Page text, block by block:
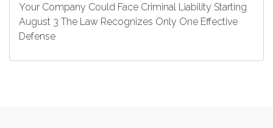
Your Company Could Face Criminal Liability Starting
August 3 The Law Recognizes Only One Effective
Defense